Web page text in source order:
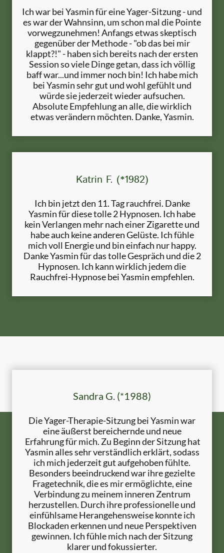
Ich war bei Yasmin für eine Yager-Sitzung - und
es war der Wahnsinn, um schon mal die Pointe
vorwegzunehmen! Anfangs etwas skeptisch
gegenüber der Methode - "ob das bei mir
klappt?!" - haben sich bereits nach der ersten
Session so viele Dinge getan, dass ich völlig
baff war...und immer noch bin! Ich habe mich
bei Yasmin sehr gut und wohl gefühlt und
würde sie jederzeit wieder aufsuchen.
Absolute Empfehlung an alle, die wirklich
etwas verändern möchten. Danke, Yasmin.
Katrin F. (*1982)
Ich bin jetzt den 11. Tag rauchfrei. Danke
Yasmin für diese tolle 2 Hypnosen. Ich habe
kein Verlangen mehr nach einer Zigarette und
habe auch keine anderen Gelüste. Ich fühle
mich voll Energie und bin einfach nur happy.
Danke Yasmin für das tolle Gespräch und die 2
Hypnosen. Ich kann wirklich jedem die
Rauchfrei-Hypnose bei Yasmin empfehlen.
Sandra G. (*1988)
Die Yager-Therapie-Sitzung bei Yasmin war
eine äußerst bereichernde und neue
Erfahrung für mich. Zu Beginn der Sitzung hat
Yasmin alles sehr verständlich erklärt, sodass
ich mich jederzeit gut aufgehoben fühlte.
Besonders beeindruckend war ihre gezielte
Fragetechnik, die es mir ermöglichte, eine
Verbindung zu meinem inneren Zentrum
herzustellen. Durch ihre professionelle und
einfühlsame Herangehensweise konnte ich
Blockaden erkennen und neue Perspektiven
gewinnen. Ich fühle mich nach der Sitzung
klarer und fokussierter.